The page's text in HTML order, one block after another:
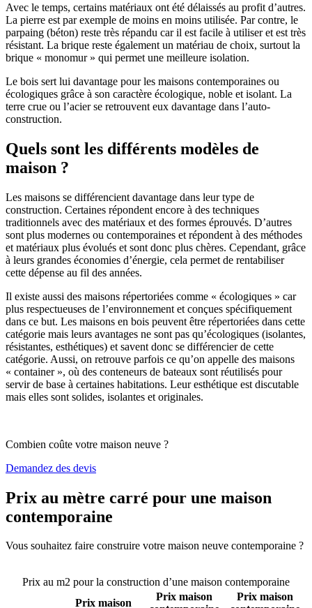
Avec le temps, certains matériaux ont été délaissés au profit d’autres.
La pierre est par exemple de moins en moins utilisée. Par contre, le
parpaing (béton) reste très répandu car il est facile à utiliser et est très
résistant. La brique reste également un matériau de choix, surtout la
brique « monomur » qui permet une meilleure isolation.
Le bois sert lui davantage pour les maisons contemporaines ou
écologiques grâce à son caractère écologique, noble et isolant. La
terre crue ou l’acier se retrouvent eux davantage dans l’auto-
construction.
Quels sont les différents modèles de
maison ?
Les maisons se différencient davantage dans leur type de
construction. Certaines répondent encore à des techniques
traditionnels avec des matériaux et des formes éprouvés. D’autres
sont plus modernes ou contemporaines et répondent à des méthodes
et matériaux plus évolués et sont donc plus chères. Cependant, grâce
à leurs grandes économies d’énergie, cela permet de rentabiliser
cette dépense au fil des années.
Il existe aussi des maisons répertoriées comme « écologiques » car
plus respectueuses de l’environnement et conçues spécifiquement
dans ce but. Les maisons en bois peuvent être répertoriées dans cette
catégorie mais leurs avantages ne sont pas qu’écologiques (isolantes,
résistantes, esthétiques) et savent donc se différencier de cette
catégorie. Aussi, on retrouve parfois ce qu’on appelle des maisons
« container », où des conteneurs de bateaux sont réutilisés pour
servir de base à certaines habitations. Leur esthétique est discutable
mais elles sont solides, isolantes et originales.
Combien coûte votre maison neuve ?
Demandez des devis
Prix au mètre carré pour une maison
contemporaine
Vous souhaitez faire construire votre maison neuve contemporaine ?
Prix au m2 pour la construction d’une maison contemporaine
Prix maison
Prix maison
Prix maison